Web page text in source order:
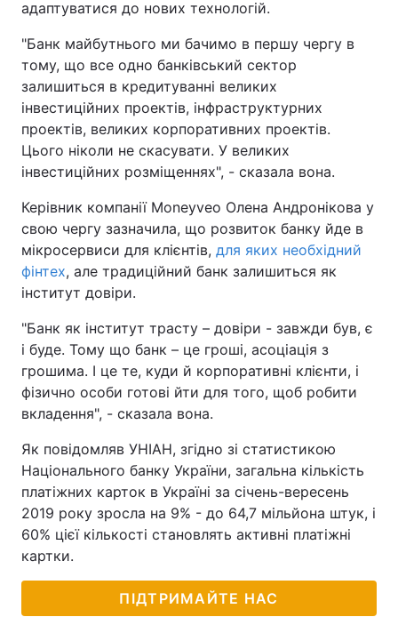
адаптуватися до нових технологій.
"Банк майбутнього ми бачимо в першу чергу в
тому, що все одно банківський сектор
залишиться в кредитуванні великих
інвестиційних проектів, інфраструктурних
проектів, великих корпоративних проектів.
Цього ніколи не скасувати. У великих
інвестиційних розміщеннях", - сказала вона.
Керівник компанії Moneyveo Олена Андронікова у
свою чергу зазначила, що розвиток банку йде в
мікросервиси для клієнтів, для яких необхідний
фінтех, але традиційний банк залишиться як
інститут довіри.
"Банк як інститут трасту – довіри - завжди був, є
і буде. Тому що банк – це гроші, асоціація з
грошима. І це те, куди й корпоративні клієнти, і
фізично особи готові йти для того, щоб робити
вкладення", - сказала вона.
Як повідомляв УНІАН, згідно зі статистикою
Національного банку України, загальна кількість
платіжних карток в Україні за січень-вересень
2019 року зросла на 9% - до 64,7 мільйона штук, і
60% цієї кількості становлять активні платіжні
картки.
ПІДТРИМАЙТЕ НАС